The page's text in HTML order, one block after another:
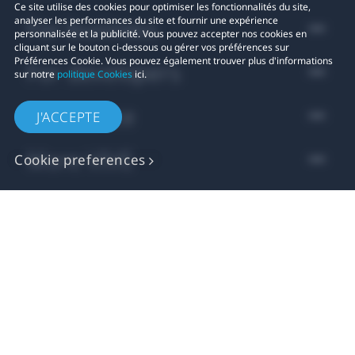
Ce site utilise des cookies pour optimiser les fonctionnalités du site,
analyser les performances du site et fournir une expérience
personnalisée et la publicité. Vous pouvez accepter nos cookies en
cliquant sur le bouton ci-dessous ou gérer vos préférences sur
Préférences Cookie. Vous pouvez également trouver plus d'informations
sur notre politique Cookies ici.
J'ACCEPTE
Cookie preferences
For business
For developers
Assistance
More VIVE